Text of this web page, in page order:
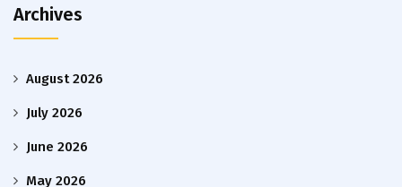
Archives
August 2026
July 2026
June 2026
May 2026